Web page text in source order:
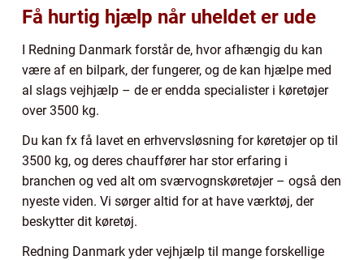
Få hurtig hjælp når uheldet er ude
I Redning Danmark forstår de, hvor afhængig du kan
være af en bilpark, der fungerer, og de kan hjælpe med
al slags vejhjælp – de er endda specialister i køretøjer
over 3500 kg.
Du kan fx få lavet en erhvervsløsning for køretøjer op til
3500 kg, og deres chauffører har stor erfaring i
branchen og ved alt om sværvognskøretøjer – også den
nyeste viden. Vi sørger altid for at have værktøj, der
beskytter dit køretøj.
Redning Danmark yder vejhjælp til mange forskellige